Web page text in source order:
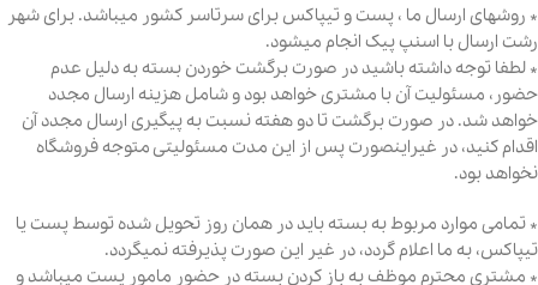
* روشهای ارسال ما ، پست و تیپاکس برای سرتاسر کشور میباشد. برای شهر
رشت ارسال با اسنپ پیک انجام میشود.
* لطفا توجه داشته باشید در صورت برگشت خوردن بسته به دلیل عدم
حضور، مسئولیت آن با مشتری خواهد بود و شامل هزینه ارسال مجدد
خواهد شد. در صورت برگشت تا دو هفته نسبت به پیگیری ارسال مجدد آن
اقدام کنید، در غیراینصورت پس از این مدت مسئولیتی متوجه فروشگاه
نخواهد بود.
* تمامی موارد مربوط به بسته باید در همان روز تحویل شده توسط پست یا
تیپاکس، به ما اعلام گردد، در غیر این صورت پذیرفته نمیگردد.
* مشتری محترم موظف به باز کردن بسته در حضور مامور پست میباشد و